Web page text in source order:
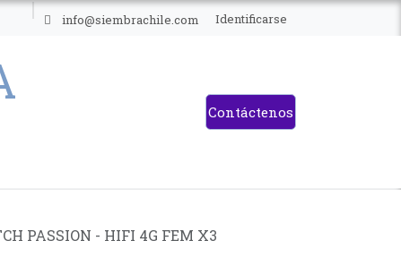
info@siembrachile.com Identificarse
Contáctenos
PASSION - HIFI 4G FEM X3